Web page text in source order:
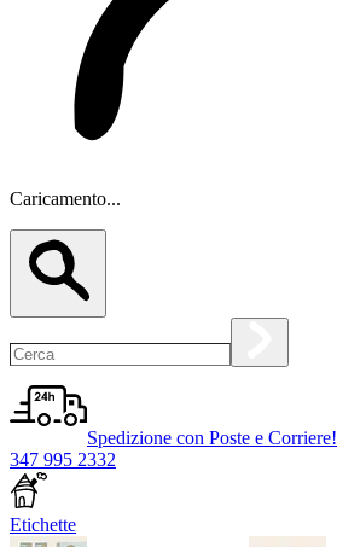
Caricamento...
Spedizione con Poste e Corriere!
347 995 2332
Etichette